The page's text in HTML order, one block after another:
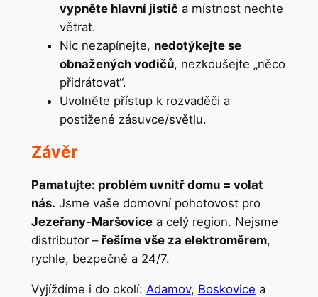
vypněte hlavní jistič a místnost nechte
větrat.
Nic nezapínejte, nedotýkejte se
obnažených vodičů, nezkoušejte „něco
přidrátovat“.
Uvolněte přístup k rozvaděči a
postižené zásuvce/světlu.
Závěr
Pamatujte: problém uvnitř domu = volat
nás. Jsme vaše domovní pohotovost pro
Jezeřany-Maršovicea celý region. Nejsme
distributor – řešíme vše za elektroměrem,
rychle, bezpečně a 24/7.
Vyjíždíme i do okolí: Adamov, Boskovice a